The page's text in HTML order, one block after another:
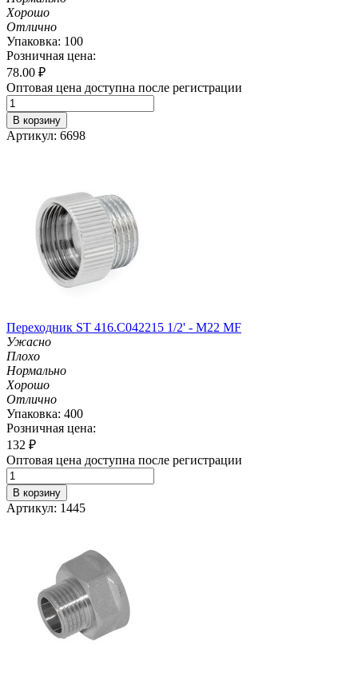
Хорошо
Отлично
Упаковка: 100
Розничная цена:
78.00 ₽
Оптовая цена доступна после регистрации
В корзину
Артикул: 6698
Переходник ST 416.C042215 1/2' - M22 MF
Ужасно
Плохо
Нормально
Хорошо
Отлично
Упаковка: 400
Розничная цена:
132 ₽
Оптовая цена доступна после регистрации
В корзину
Артикул: 1445